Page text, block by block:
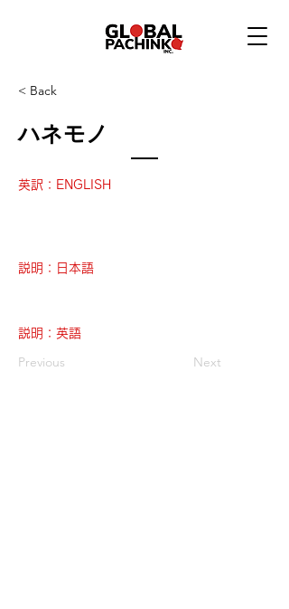
< Back
ハネモノ
英訳：ENGLISH
説明：日本語
説明：英語
Previous Next